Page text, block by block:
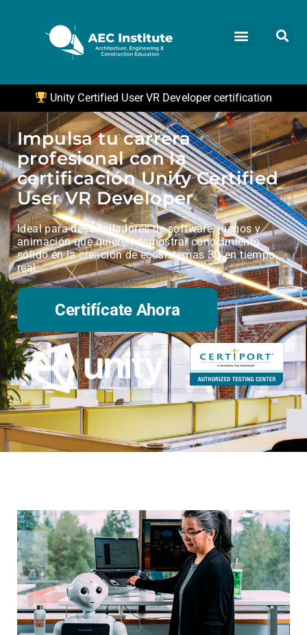
Unity Certified User VR Developer certification
Impulsa tu carrera
profesional con la
certificación Unity Certified
User VR Developer
Ideal para desarrolladores de software, juegos y
animación que quieren demostrar conocimiento
sólido en la creación de ecosistemas 3D en tiempo
real.
Certifícate Ahora